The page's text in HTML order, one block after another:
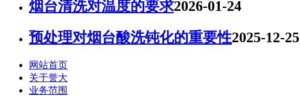
烟台清洗对温度的要求2026-01-24
预处理对烟台酸洗钝化的重要性2025-12-25
网站首页
关于誉大
业务范围